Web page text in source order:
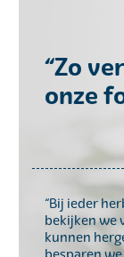
“Zo
onze
“Bij ieder
bekijken we
kunnen